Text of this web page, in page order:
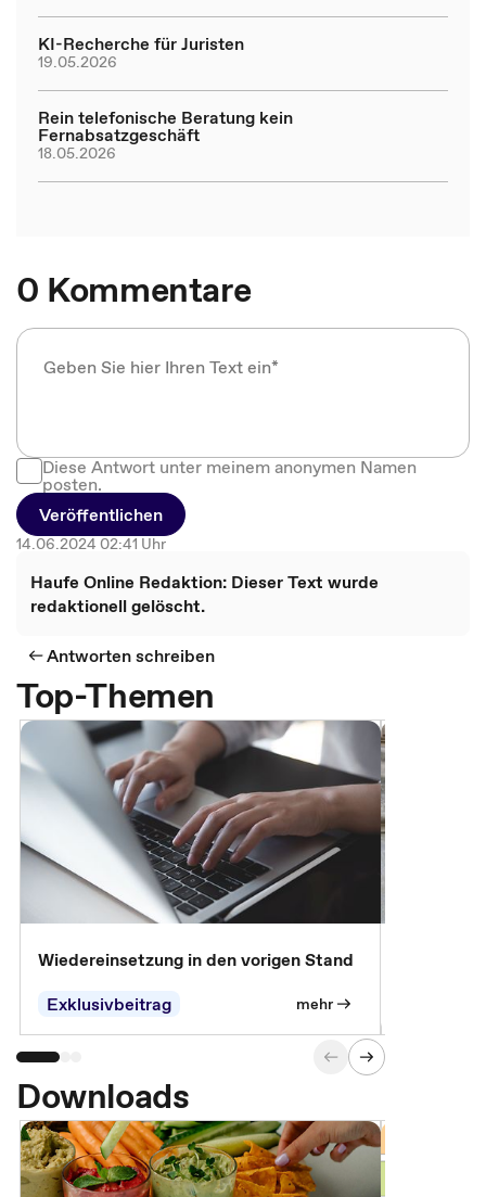
KI-Recherche für Juristen
19.05.2026
Rein telefonische Beratung kein
Fernabsatzgeschäft
18.05.2026
0 Kommentare
Diese Antwort unter meinem anonymen Namen
posten.
Veröffentlichen
14.06.2024 02:41 Uhr
Haufe Online Redaktion: Dieser Text wurde
redaktionell gelöscht.
Antworten schreiben
Top-Themen
Wiedereinsetzung in den vorigen Stand
Exklusivbeitrag
mehr
Downloads